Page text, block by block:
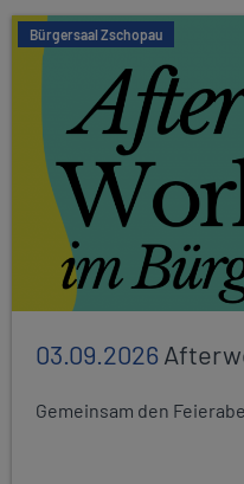
Bürgersaal Zschopau
03.09.2026
Gemeinsam den